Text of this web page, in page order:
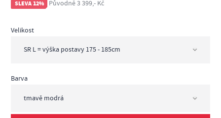
SLEVA 12% Původně 3 399,- Kč
Velikost
Barva